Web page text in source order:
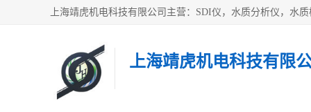
上海靖虎机电科技有限